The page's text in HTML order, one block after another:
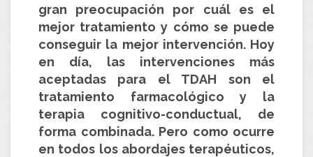
gran preocupación por cuál es el
mejor tratamiento y cómo se puede
conseguir la mejor intervención. Hoy
en día, las intervenciones más
aceptadas para el TDAH son el
tratamiento farmacológico y la
terapia cognitivo-conductual, de
forma combinada. Pero como ocurre
en todos los abordajes terapéuticos,